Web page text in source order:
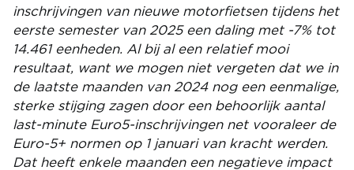
inschrijvingen van nieuwe motorfietsen tijdens het
eerste semester van 2025 een daling met -7% tot
14.461 eenheden. Al bij al een relatief mooi
resultaat, want we mogen niet vergeten dat we in
de laatste maanden van 2024 nog een eenmalige,
sterke stijging zagen door een behoorlijk aantal
last-minute Euro5-inschrijvingen net vooraleer de
Euro-5+ normen op 1 januari van kracht werden.
Dat heeft enkele maanden een negatieve impact